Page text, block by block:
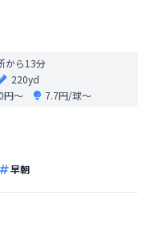
から13分
220yd
円〜
7.7円/球〜
早朝